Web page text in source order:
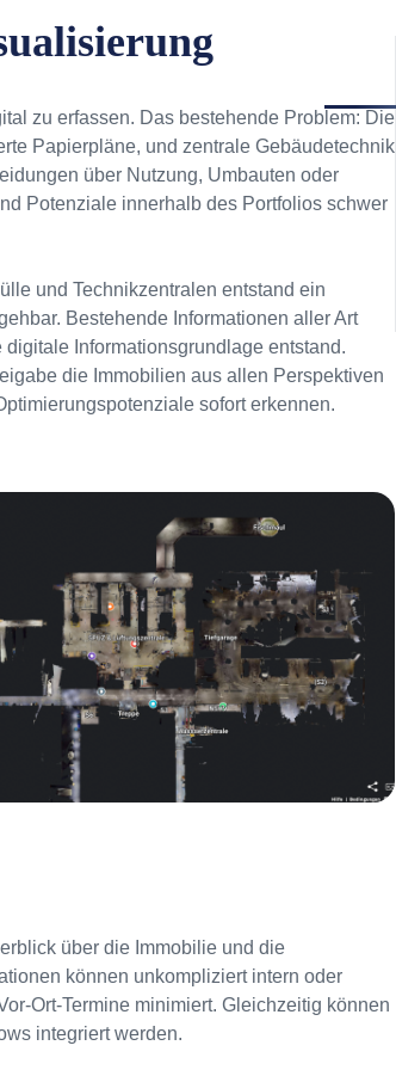
zu erfassen. Das bestehende Problem: Die
Papierpläne, und zentrale Gebäudetechnik
über Nutzung, Umbauten oder
Potenziale innerhalb des Portfolios schwer
und Technikzentralen entstand ein
Bestehende Informationen aller Art
Informationsgrundlage entstand.
die Immobilien aus allen Perspektiven
sofort erkennen.
über die Immobilie und die
können unkompliziert intern oder
Ort-Termine minimiert. Gleichzeitig können
integriert werden.